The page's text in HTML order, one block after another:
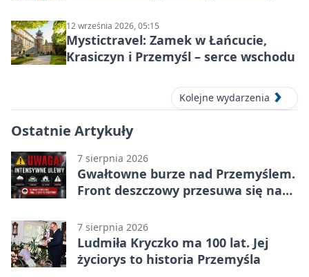
12 września 2026, 05:15
Mystictravel: Zamek w Łańcucie,
Krasiczyn i Przemyśl – serce wschodu
Kolejne wydarzenia
Ostatnie Artykuły
7 sierpnia 2026
Gwałtowne burze nad Przemyślem.
Front deszczowy przesuwa się na
7 sierpnia 2026
Ludmiła Kryczko ma 100 lat. Jej
życiorys to historia Przemyśla